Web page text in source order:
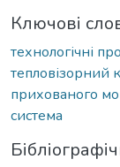
Ключові
технологічні
тепловізорний
прихованого
система